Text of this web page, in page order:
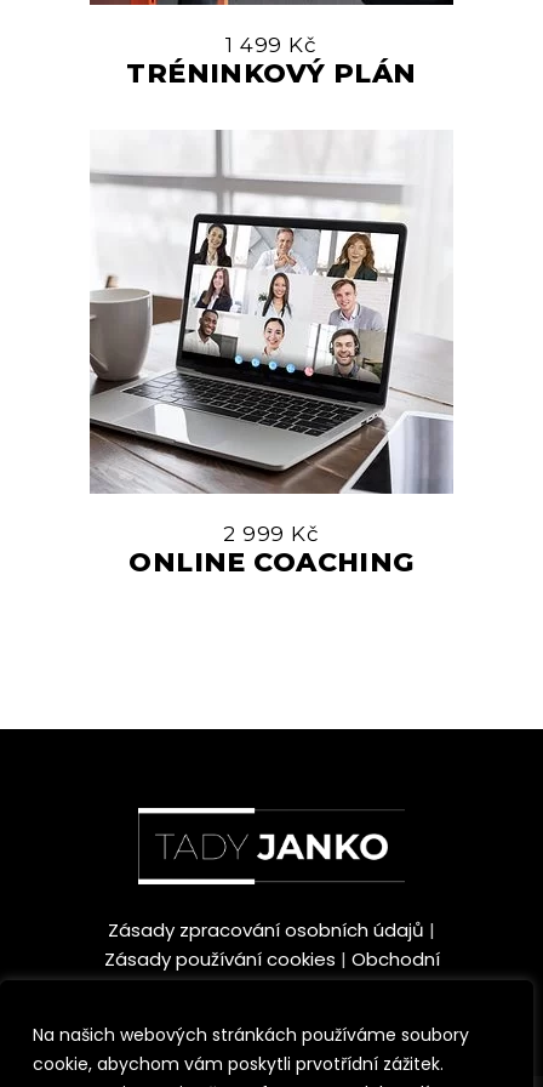
Na našich webových stránkách používáme soubory
cookie, abychom vám poskytli prvotřídní zážitek.
1 499 Kč
TRÉNINKOVÝ PLÁN
2 999 Kč
ONLINE COACHING
Zásady zpracování osobních údajů |
Zásady používání cookies | Obchodní
podmínky